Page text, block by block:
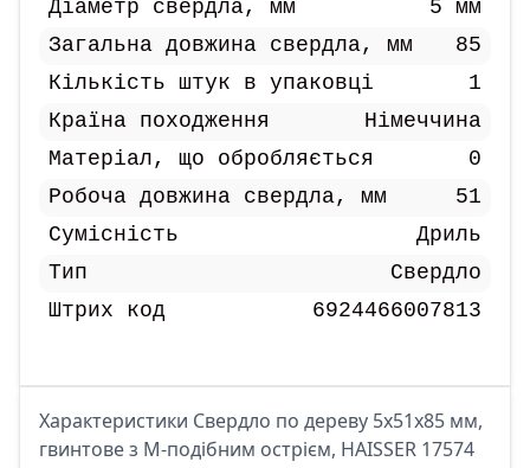
Діаметр свердла, мм
5 мм
Загальна довжина свердла, мм
85
Кількість штук в упаковці
1
Країна походження
Німеччина
Матеріал, що обробляється
0
Робоча довжина свердла, мм
51
Сумісність
Дриль
Тип
Свердло
Штрих код
6924466007813
Характеристики Свердло по дереву 5x51x85 мм,
гвинтове з М-подібним острієм, HAISSER 17574